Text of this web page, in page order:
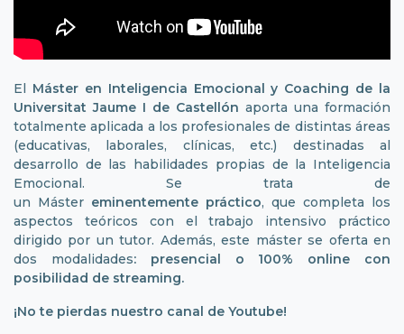
El Máster en Inteligencia Emocional y Coaching de la
Universitat Jaume I de Castellón aporta una formación
totalmente aplicada a los profesionales de distintas áreas
(educativas, laborales, clínicas, etc.) destinadas al
desarrollo de las habilidades propias de la Inteligencia
Emocional. Se trata de
un Máster eminentemente práctico, que completa los
aspectos teóricos con el trabajo intensivo práctico
dirigido por un tutor. Además, este máster se oferta en
dos modalidades: presencial o 100% online con
posibilidad de streaming.
¡No te pierdas nuestro canal de Youtube!